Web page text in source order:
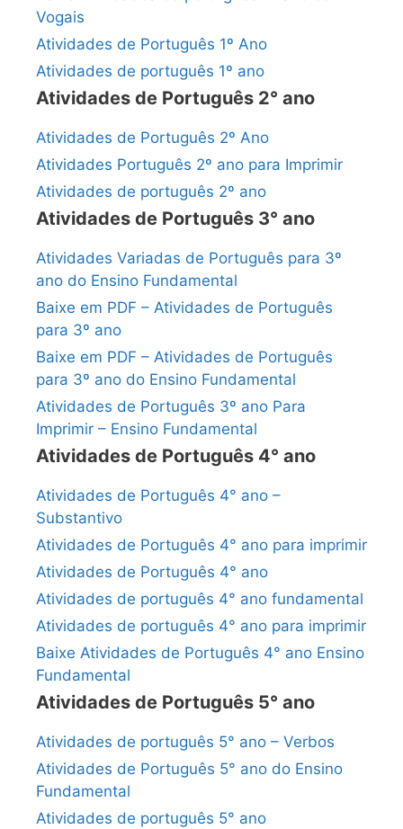
Vogais
Atividades de Português 1º Ano
Atividades de português 1º ano
Atividades de Português 2° ano
Atividades de Português 2º Ano
Atividades Português 2º ano para Imprimir
Atividades de português 2º ano
Atividades de Português 3° ano
Atividades Variadas de Português para 3º
ano do Ensino Fundamental
Baixe em PDF – Atividades de Português
para 3º ano
Baixe em PDF – Atividades de Português
para 3º ano do Ensino Fundamental
Atividades de Português 3º ano Para
Imprimir – Ensino Fundamental
Atividades de Português 4° ano
Atividades de Português 4° ano –
Substantivo
Atividades de Português 4° ano para imprimir
Atividades de Português 4° ano
Atividades de português 4° ano fundamental
Atividades de português 4° ano para imprimir
Baixe Atividades de Português 4° ano Ensino
Fundamental
Atividades de Português 5° ano
Atividades de português 5° ano – Verbos
Atividades de Português 5° ano do Ensino
Fundamental
Atividades de português 5° ano